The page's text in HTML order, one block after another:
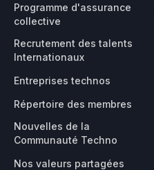
Programme d'assurance
collective
Recrutement des talents
Internationaux
Entreprises technos
Répertoire des membres
Nouvelles de la
Communauté Techno
Nos valeurs partagées